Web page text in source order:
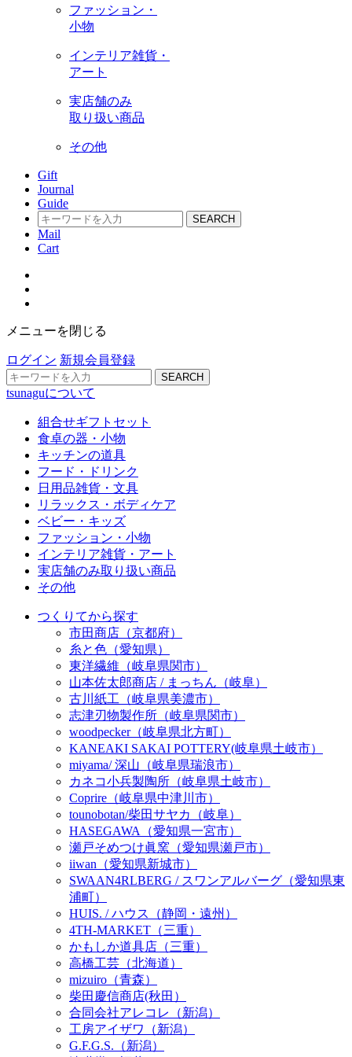
ファッション・
小物
インテリア雑貨・
アート
実店舗のみ
取り扱い商品
その他
Gift
Journal
Guide
SEARCH
Mail
Cart
メニューを閉じる
ログイン 新規会員登録
SEARCH
tsunaguについて
組合せギフトセット
食卓の器・小物
キッチンの道具
フード・ドリンク
日用品雑貨・文具
リラックス・ボディケア
ベビー・キッズ
ファッション・小物
インテリア雑貨・アート
実店舗のみ取り扱い商品
その他
つくりてから探す
市田商店（京都府）
糸と色（愛知県）
東洋繊維（岐阜県関市）
山本佐太郎商店 / まっちん（岐阜）
古川紙工（岐阜県美濃市）
志津刃物製作所（岐阜県関市）
woodpecker（岐阜県北方町）
KANEAKI SAKAI POTTERY(岐阜県土岐市）
miyama/ 深山（岐阜県瑞浪市）
カネコ小兵製陶所（岐阜県土岐市）
Coprire（岐阜県中津川市）
tounobotan/柴田サヤカ（岐阜）
HASEGAWA（愛知県一宮市）
瀬戸そめつけ眞窯（愛知県瀬戸市）
iiwan（愛知県新城市）
SWAAN4RLBERG / スワンアルバーグ（愛知県東
浦町）
HUIS. / ハウス（静岡・遠州）
4TH-MARKET（三重）
かもしか道具店（三重）
高橋工芸（北海道）
mizuiro（青森）
柴田慶信商店(秋田）
合同会社アレコレ（新潟）
工房アイザワ（新潟）
G.F.G.S.（新潟）